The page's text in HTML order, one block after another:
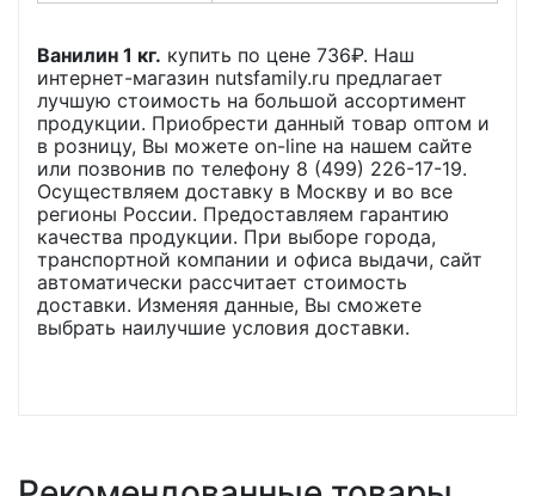
Ванилин 1 кг. купить по цене 736₽. Наш
интернет-магазин nutsfamily.ru предлагает
лучшую стоимость на большой ассортимент
продукции. Приобрести данный товар оптом и
в розницу, Вы можете on-line на нашем сайте
или позвонив по телефону 8 (499) 226-17-19.
Осуществляем доставку в Москву и во все
регионы России. Предоставляем гарантию
качества продукции. При выборе города,
транспортной компании и офиса выдачи, сайт
автоматически рассчитает стоимость
доставки. Изменяя данные, Вы сможете
выбрать наилучшие условия доставки.